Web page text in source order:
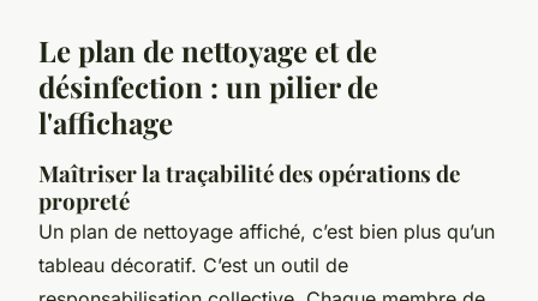
Le plan de nettoyage et de
désinfection : un pilier de
l'affichage
Maîtriser la traçabilité des opérations de
propreté
Un plan de nettoyage affiché, c’est bien plus qu’un
tableau décoratif. C’est un outil de